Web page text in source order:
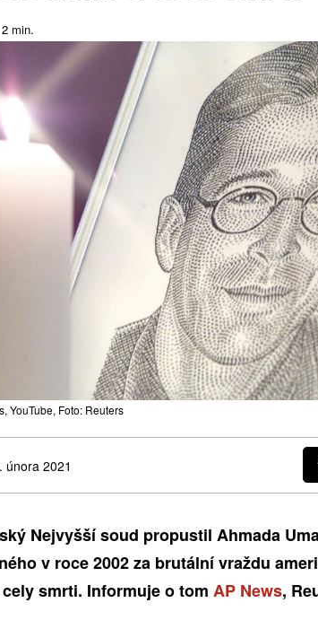
2 min.
YouTube, Foto: Reuters
února 2021
Nejvyšší soud propustil Ahmada
v roce 2002 za brutální vraždu
cely smrti. Informuje o tom AP News,